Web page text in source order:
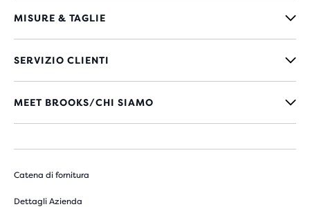
MISURE & TAGLIE
SERVIZIO CLIENTI
MEET BROOKS/CHI SIAMO
Catena di fornitura
Dettagli Azienda